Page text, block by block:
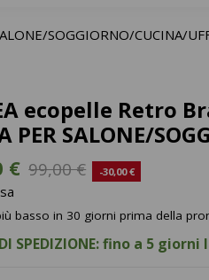
SOGGIORNO/CUCINA/
ecopelle Retro
PER SALONE/
€ 99,00 € -30,00 €
basso in 30 giorni prima della
SPEDIZIONE: fino a 5